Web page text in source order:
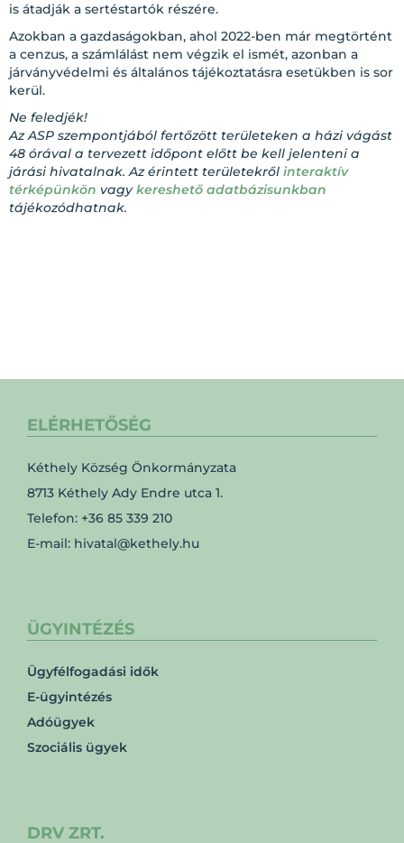
is átadják a sertéstartók részére.
Azokban a gazdaságokban, ahol 2022-ben már megtörtént
a cenzus, a számlálást nem végzik el ismét, azonban a
járványvédelmi és általános tájékoztatásra esetükben is sor
kerül.
Ne feledjék!
Az ASP szempontjából fertőzött területeken a házi vágást
48 órával a tervezett időpont előtt be kell jelenteni a
járási hivatalnak. Az érintett területekről interaktív
térképünkön vagykereshető adatbázisunkban
tájékozódhatnak.
ELÉRHETŐSÉG
Kéthely Község Önkormányzata
8713 Kéthely Ady Endre utca 1.
Telefon: +36 85 339 210
E-mail: hivatal@kethely.hu
ÜGYINTÉZÉS
Ügyfélfogadási idők
E-ügyintézés
Adóügyek
Szociális ügyek
DRV ZRT.